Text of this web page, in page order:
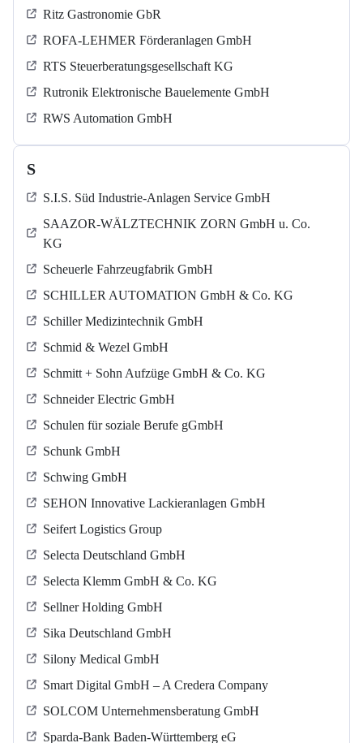
Ritz Gastronomie GbR
ROFA-LEHMER Förderanlagen GmbH
RTS Steuerberatungsgesellschaft KG
Rutronik Elektronische Bauelemente GmbH
RWS Automation GmbH
S
S.I.S. Süd Industrie-Anlagen Service GmbH
SAAZOR-WÄLZTECHNIK ZORN GmbH u. Co.
KG
Scheuerle Fahrzeugfabrik GmbH
SCHILLER AUTOMATION GmbH & Co. KG
Schiller Medizintechnik GmbH
Schmid & Wezel GmbH
Schmitt + Sohn Aufzüge GmbH & Co. KG
Schneider Electric GmbH
Schulen für soziale Berufe gGmbH
Schunk GmbH
Schwing GmbH
SEHON Innovative Lackieranlagen GmbH
Seifert Logistics Group
Selecta Deutschland GmbH
Selecta Klemm GmbH & Co. KG
Sellner Holding GmbH
Sika Deutschland GmbH
Silony Medical GmbH
Smart Digital GmbH – A Credera Company
SOLCOM Unternehmensberatung GmbH
Sparda-Bank Baden-Württemberg eG